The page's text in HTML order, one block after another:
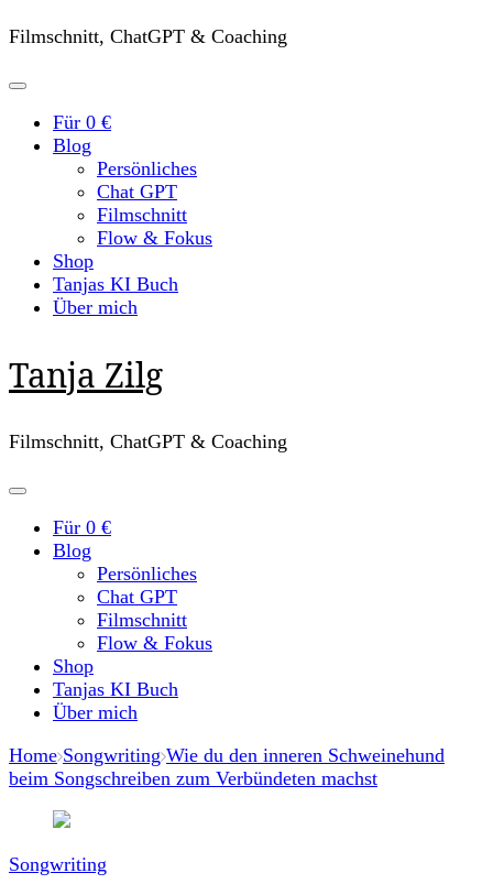
Filmschnitt, ChatGPT & Coaching
Für 0 €
Blog
Persönliches
Chat GPT
Filmschnitt
Flow & Fokus
Shop
Tanjas KI Buch
Über mich
Tanja Zilg
Filmschnitt, ChatGPT & Coaching
Für 0 €
Blog
Persönliches
Chat GPT
Filmschnitt
Flow & Fokus
Shop
Tanjas KI Buch
Über mich
Home Songwriting Wie du den inneren Schweinehund
beim Songschreiben zum Verbündeten machst
Songwriting